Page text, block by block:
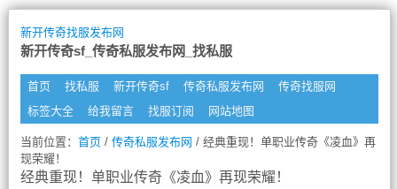
新开传奇找服发布网
新开传奇sf_传奇私服发布网_找私服
首页 找私服 新开传奇sf 传奇私服发布网
传奇找服网
标签大全
给我留言 找服订阅 网站地图
当前位置： 首页/ 传奇私服发布网 / 经典重现！单职业传奇《凌血》再
现荣耀！
经典重现！单职业传奇《凌血》再现荣耀！